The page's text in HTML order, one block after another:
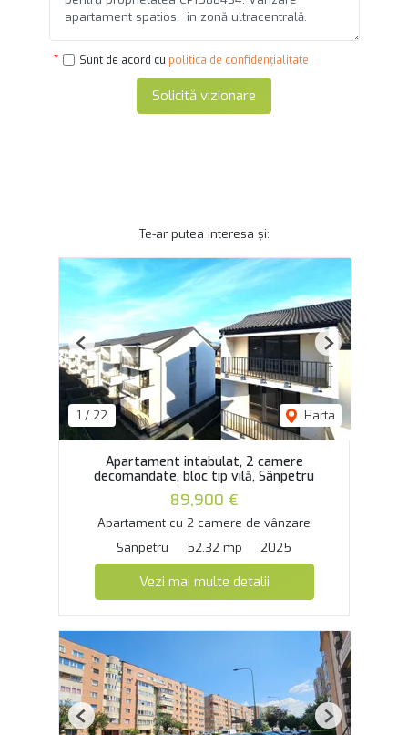
Sunt de acord cu politica de confidențialitate
Solicită vizionare
Te-ar putea interesa și:
1 / 22 Harta
Previous Next
Apartament intabulat, 2 camere
decomandate, bloc tip vilă, Sânpetru
89,900 €
Apartament cu 2 camere de vânzare
Sanpetru
52.32 mp 2025
Vezi mai multe detalii
Previous Next